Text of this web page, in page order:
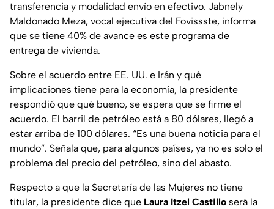
transferencia y modalidad envío en efectivo. Jabnely
Maldonado Meza, vocal ejecutiva del Fovissste, informa
que se tiene 40% de avance es este programa de
entrega de vivienda.
Sobre el acuerdo entre EE. UU. e Irán y qué
implicaciones tiene para la economía, la presidente
respondió que qué bueno, se espera que se firme el
acuerdo. El barril de petróleo está a 80 dólares, llegó a
estar arriba de 100 dólares. “Es una buena noticia para el
mundo”. Señala que, para algunos países, ya no es solo el
problema del precio del petróleo, sino del abasto.
Respecto a que la Secretaría de las Mujeres no tiene
titular, la presidente dice que Laura Itzel Castillo será la